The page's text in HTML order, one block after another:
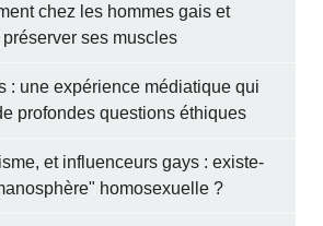
chez les hommes gais et
ses muscles
: une expérience médiatique qui
profondes questions éthiques
et influenceurs gays : existe-
homosexuelle ?